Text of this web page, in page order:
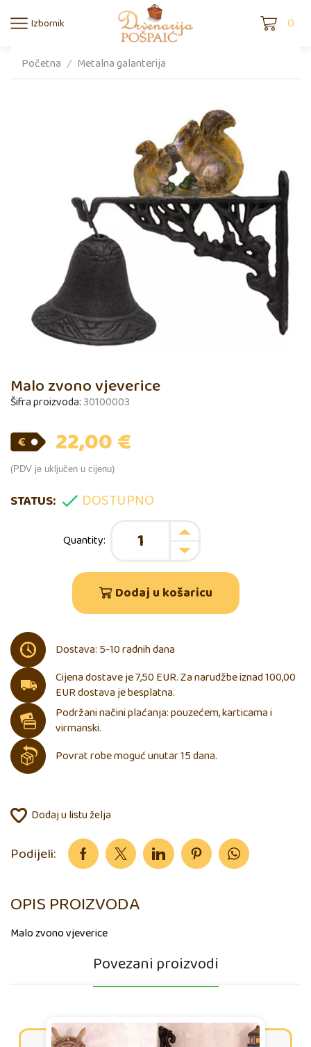
Izbornik 0
Početna / Metalna galanterija
Malo zvono vjeverice
Šifra proizvoda: 30100003
22,00€
(PDV je uključen u cijenu)
STATUS: DOSTUPNO
Dodaj u košaricu
Dostava: 5-10 radnih dana
Cijena dostave je 7,50 EUR. Za narudžbe iznad 100,00
EUR dostava je besplatna.
Podržani načini plaćanja: pouzećem, karticama i
virmanski.
Povrat robe moguć unutar 15 dana.
Dodaj u listu želja
Podijeli:
OPIS PROIZVODA
Malo zvono vjeverice
Povezani proizvodi